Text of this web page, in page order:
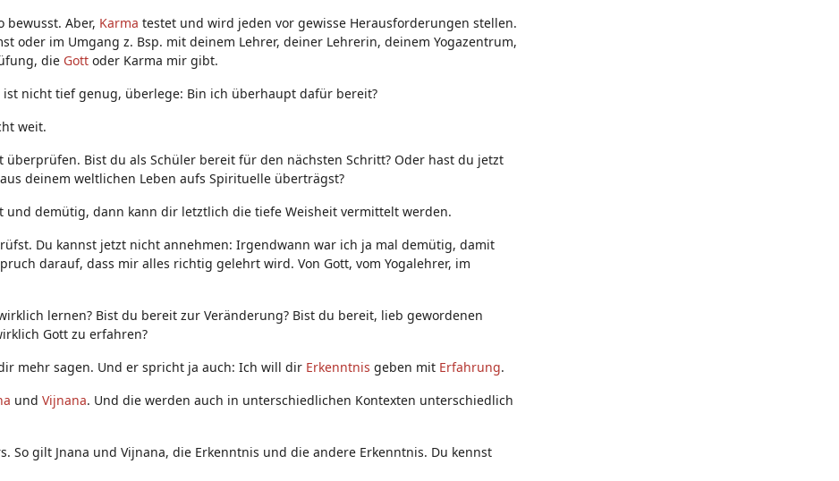
bewusst. Aber, Karma testet und wird jeden vor gewisse Herausforderungen stellen.
oder im Umgang z. Bsp. mit deinem Lehrer, deiner Lehrerin, deinem Yogazentrum,
die Gott oder Karma mir gibt.
nicht tief genug, überlege: Bin ich überhaupt dafür bereit?
weit.
Bist du als Schüler bereit für den nächsten Schritt? Oder hast du jetzt
deinem weltlichen Leben aufs Spirituelle überträgst?
demütig, dann kann dir letztlich die tiefe Weisheit vermittelt werden.
Du kannst jetzt nicht annehmen: Irgendwann war ich ja mal demütig, damit
darauf, dass mir alles richtig gelehrt wird. Von Gott, vom Yogalehrer, im
lernen? Bist du bereit zur Veränderung? Bist du bereit, lieb gewordenen
Gott zu erfahren?
mehr sagen. Und er spricht ja auch: Ich will dir Erkenntnis geben mit Erfahrung.
und Vijnana. Und die werden auch in unterschiedlichen Kontexten unterschiedlich
So gilt Jnana und Vijnana, die Erkenntnis und die andere Erkenntnis. Du kennst